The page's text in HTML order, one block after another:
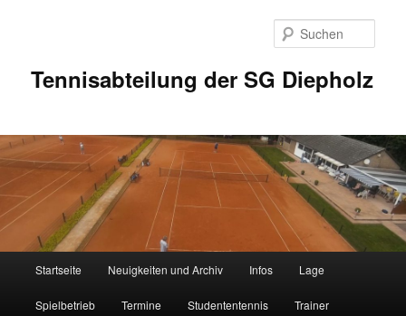
Tennisabteilung der SG Diepholz
Startseite Neuigkeiten und Archiv Infos Lage
Spielbetrieb Termine Studententennis Trainer